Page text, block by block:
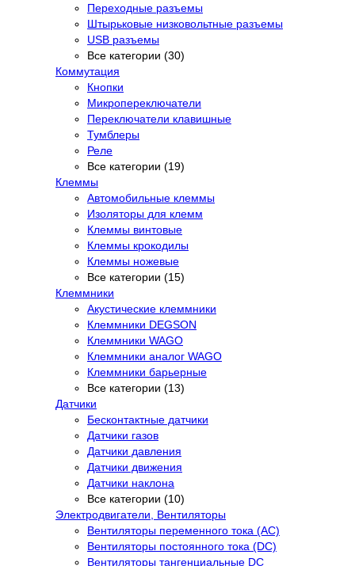
Переходные разъемы
Штырьковые низковольтные разъемы
USB разъемы
Все категории (30)
Коммутация
Кнопки
Микропереключатели
Переключатели клавишные
Тумблеры
Реле
Все категории (19)
Клеммы
Автомобильные клеммы
Изоляторы для клемм
Клеммы винтовые
Клеммы крокодилы
Клеммы ножевые
Все категории (15)
Клеммники
Акустические клеммники
Клеммники DEGSON
Клеммники WAGO
Клеммники аналог WAGO
Клеммники барьерные
Все категории (13)
Датчики
Бесконтактные датчики
Датчики газов
Датчики давления
Датчики движения
Датчики наклона
Все категории (10)
Электродвигатели, Вентиляторы
Вентиляторы переменного тока (AC)
Вентиляторы постоянного тока (DC)
Вентиляторы тангенциальные DC